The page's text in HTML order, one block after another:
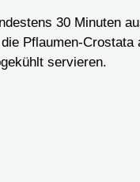
30 Minuten
Pflaumen-
servieren.